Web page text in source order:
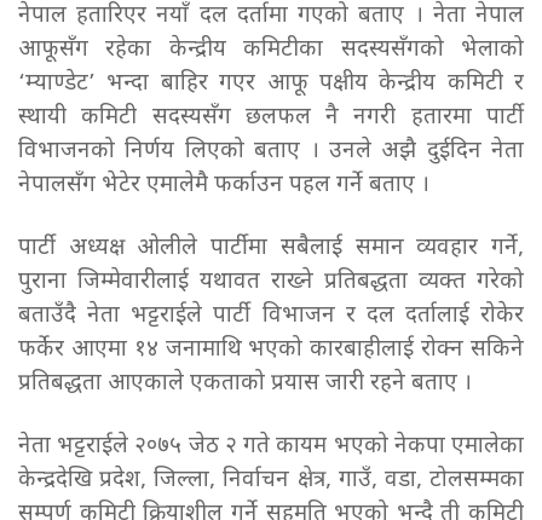
नेपाल हतारिएर नयाँ दल दर्तामा गएको बताए । नेता नेपाल
आफूसँग रहेका केन्द्रीय कमिटीका सदस्यसँगको भेलाको
‘म्याण्डेट’ भन्दा बाहिर गएर आफू पक्षीय केन्द्रीय कमिटी र
स्थायी कमिटी सदस्यसँग छलफल नै नगरी हतारमा पार्टी
विभाजनको निर्णय लिएको बताए । उनले अझै दुईदिन नेता
नेपालसँग भेटेर एमालेमै फर्काउन पहल गर्ने बताए ।
पार्टी अध्यक्ष ओलीले पार्टीमा सबैलाई समान व्यवहार गर्ने,
पुराना जिम्मेवारीलाई यथावत राख्ने प्रतिबद्धता व्यक्त गरेको
बताउँदै नेता भट्टराईले पार्टी विभाजन र दल दर्तालाई रोकेर
फर्केर आएमा १४ जनामाथि भएको कारबाहीलाई रोक्न सकिने
प्रतिबद्धता आएकाले एकताको प्रयास जारी रहने बताए ।
नेता भट्टराईले २०७५ जेठ २ गते कायम भएको नेकपा एमालेका
केन्द्रदेखि प्रदेश, जिल्ला, निर्वाचन क्षेत्र, गाउँ, वडा, टोलसम्मका